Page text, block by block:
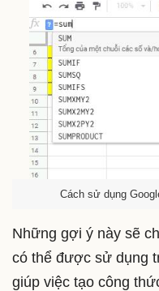
Cách sử dụng
Những gợi ý này sẽ
có thể được sử dụng
giúp việc tạo công